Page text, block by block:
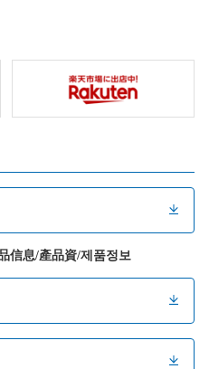
信息/產品資/제품정보